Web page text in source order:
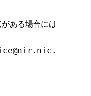
ある場合には、下記